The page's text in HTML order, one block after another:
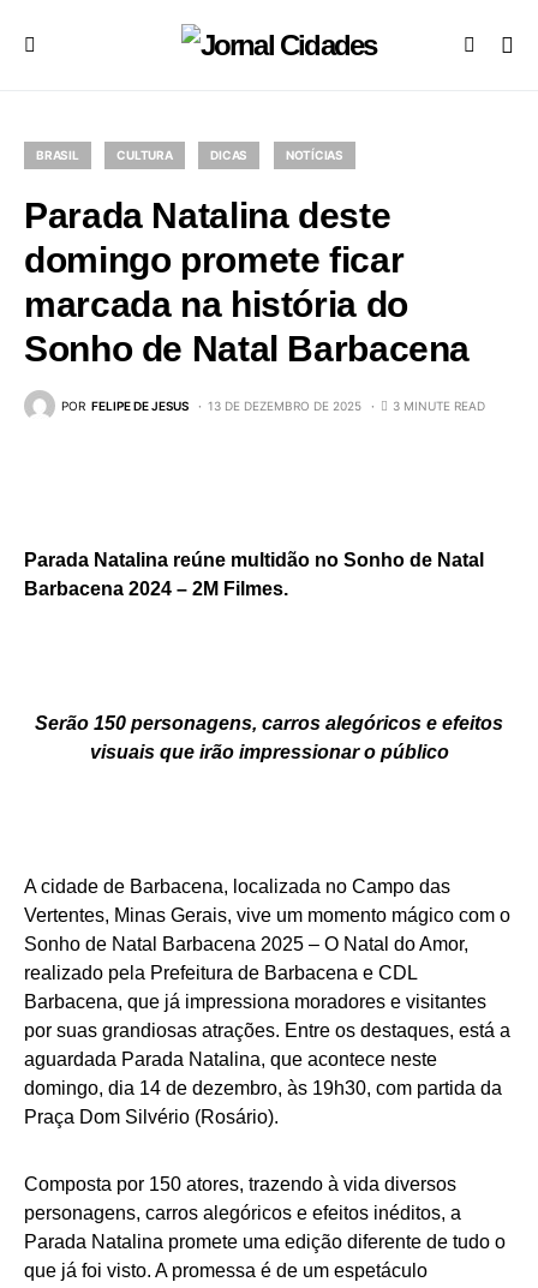
BRASIL CULTURA DICAS NOTÍCIAS
Parada Natalina deste
domingo promete ficar
marcada na história do
Sonho de Natal Barbacena
POR FELIPE DE JESUS 13 DE DEZEMBRO DE 2025 3 MINUTE READ
Parada Natalina reúne multidão no Sonho de Natal
Barbacena 2024 – 2M Filmes.
Serão 150 personagens, carros alegóricos e efeitos
visuais que irão impressionar o público
A cidade de Barbacena, localizada no Campo das
Vertentes, Minas Gerais, vive um momento mágico com o
Sonho de Natal Barbacena 2025 – O Natal do Amor,
realizado pela Prefeitura de Barbacena e CDL
Barbacena, que já impressiona moradores e visitantes
por suas grandiosas atrações. Entre os destaques, está a
aguardada Parada Natalina, que acontece neste
domingo, dia 14 de dezembro, às 19h30, com partida da
Praça Dom Silvério (Rosário).
Composta por 150 atores, trazendo à vida diversos
personagens, carros alegóricos e efeitos inéditos, a
Parada Natalina promete uma edição diferente de tudo o
que já foi visto. A promessa é de um espetáculo